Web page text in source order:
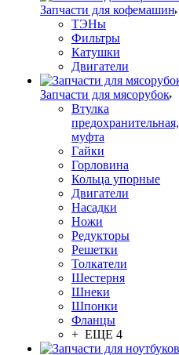
Запчасти для кофемашин
ТЭНы
Фильтры
Катушки
Двигатели
Запчасти для мясорубок
Втулка
предохранительная,
муфта
Гайки
Горловина
Кольца упорные
Двигатели
Насадки
Ножи
Редукторы
Решетки
Толкатели
Шестерня
Шнеки
Шпонки
Фланцы
+ ЕЩЕ 4